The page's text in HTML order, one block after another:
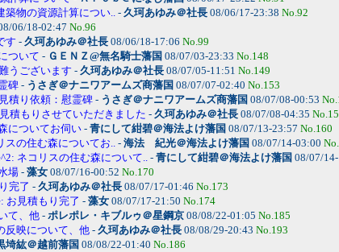
築物の資源計算につい.. - 久珂あゆみ＠社長 08/06/17-23:38 No.92
06/18-02:47 No.96
す - 久珂あゆみ＠社長 08/06/18-17:06 No.99
ついて - ＧＥＮＺ@無名騎士藩国 08/07/03-23:33 No.148
うございます - 久珂あゆみ＠社長 08/07/05-11:51 No.149
碑 - うさぎ＠ナニワアームズ商藩国 08/07/07-02:40 No.153
積り依頼：慰霊碑 - うさぎ＠ナニワアームズ商藩国 08/07/08-00:53
積もりさせていただきました - 久珂あゆみ＠社長 08/07/08-04:35
についてお伺い - 青にして紺碧＠海法よけ藩国 08/07/13-23:57 No.160
スの住む森についてお.. - 海法 紀光＠海法よけ藩国 08/07/14-03:00
ネコリスの住む森について.. - 青にして紺碧＠海法よけ藩国 08/07/
場 - 藻女 08/07/16-00:52 No.170
完了 - 久珂あゆみ＠社長 08/07/17-01:46 No.173
お見積もり完了 - 藻女 08/07/17-21:50 No.174
て、他 - ポレポレ・キブルゥ＠星鋼京 08/08/22-01:05 No.185
反映について、他- 久珂あゆみ＠社長 08/08/29-20:43 No.193
埼紘＠越前藩国 08/08/22-01:40 No.186